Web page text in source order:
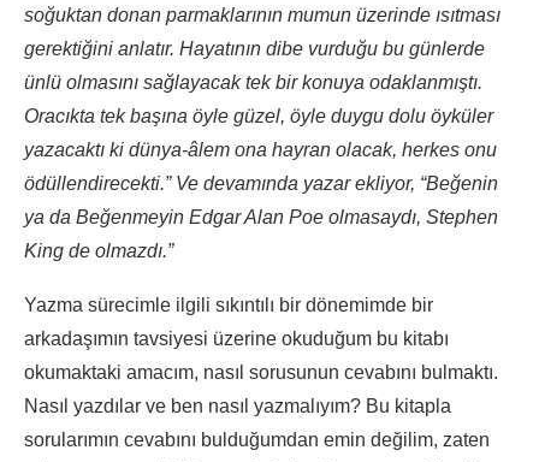
soğuktan donan parmaklarının mumun üzerinde ısıtması
gerektiğini anlatır. Hayatının dibe vurduğu bu günlerde
ünlü olmasını sağlayacak tek bir konuya odaklanmıştı.
Oracıkta tek başına öyle güzel, öyle duygu dolu öyküler
yazacaktı ki dünya-âlem ona hayran olacak, herkes onu
ödüllendirecekti.” Ve devamında yazar ekliyor, “Beğenin
ya da Beğenmeyin Edgar Alan Poe olmasaydı, Stephen
King de olmazdı.”
Yazma sürecimle ilgili sıkıntılı bir dönemimde bir
arkadaşımın tavsiyesi üzerine okuduğum bu kitabı
okumaktaki amacım, nasıl sorusunun cevabını bulmaktı.
Nasıl yazdılar ve ben nasıl yazmalıyım? Bu kitapla
sorularımın cevabını bulduğumdan emin değilim, zaten